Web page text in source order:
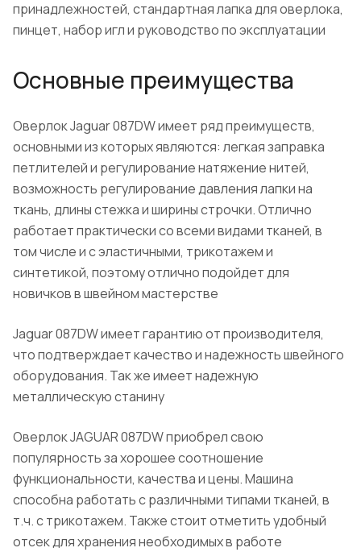
принадлежностей, стандартная лапка для оверлока,
пинцет, набор игл и руководство по эксплуатации
Основные преимущества
Оверлок Jaguar 087DW имеет ряд преимуществ,
основными из которых являются: легкая заправка
петлителей и регулирование натяжение нитей,
возможность регулирование давления лапки на
ткань, длины стежка и ширины строчки. Отлично
работает практически со всеми видами тканей, в
том числе и с эластичными, трикотажем и
синтетикой, поэтому отлично подойдет для
новичков в швейном мастерстве
Jaguar 087DW имеет гарантию от производителя,
что подтверждает качество и надежность швейного
оборудования. Так же имеет надежную
металлическую станину
Оверлок JAGUAR 087DW приобрел свою
популярность за хорошее соотношение
функциональности, качества и цены. Машина
способна работать с различными типами тканей, в
т.ч. с трикотажем. Также стоит отметить удобный
отсек для хранения необходимых в работе